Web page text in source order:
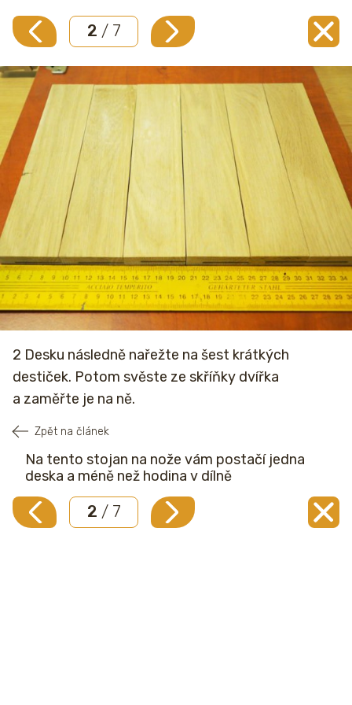
2 / 7
2 Desku následně nařežte na šest krátkých
destiček. Potom svěste ze skříňky dvířka
a zaměřte je na ně.
Zpět na článek
Na tento stojan na nože vám postačí jedna
deska a méně než hodina v dílně
2 / 7